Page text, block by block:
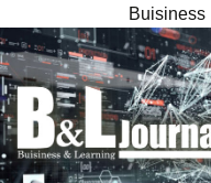
Buisiness